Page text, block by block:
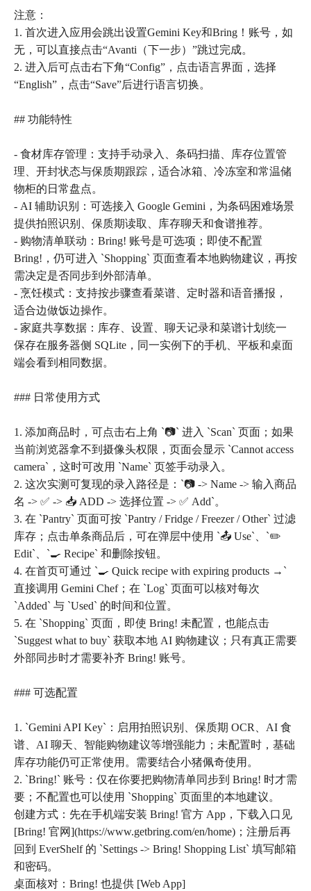
注意：
1. 首次进入应用会跳出设置Gemini Key和Bring！账号，如
无，可以直接点击“Avanti（下一步）”跳过完成。
2. 进入后可点击右下角“Config”，点击语言界面，选择
“English”，点击“Save”后进行语言切换。
## 功能特性
- 食材库存管理：支持手动录入、条码扫描、库存位置管
理、开封状态与保质期跟踪，适合冰箱、冷冻室和常温储
物柜的日常盘点。
- AI 辅助识别：可选接入 Google Gemini，为条码困难场景
提供拍照识别、保质期读取、库存聊天和食谱推荐。
- 购物清单联动：Bring! 账号是可选项；即使不配置
Bring!，仍可进入 `Shopping` 页面查看本地购物建议，再按
需决定是否同步到外部清单。
- 烹饪模式：支持按步骤查看菜谱、定时器和语音播报，
适合边做饭边操作。
- 家庭共享数据：库存、设置、聊天记录和菜谱计划统一
保存在服务器侧 SQLite，同一实例下的手机、平板和桌面
端会看到相同数据。
### 日常使用方式
1. 添加商品时，可点击右上角 `📷` 进入 `Scan` 页面；如果
当前浏览器拿不到摄像头权限，页面会显示 `Cannot access
camera`，这时可改用 `Name` 页签手动录入。
2. 这次实测可复现的录入路径是：`📷 -> Name -> 输入商品
名 -> ✅ -> 📥 ADD -> 选择位置 -> ✅ Add`。
3. 在 `Pantry` 页面可按 `Pantry / Fridge / Freezer / Other` 过滤
库存；点击单条商品后，可在弹层中使用 `📤 Use`、`✏️
Edit`、`🍳 Recipe` 和删除按钮。
4. 在首页可通过 `🍳 Quick recipe with expiring products →`
直接调用 Gemini Chef；在 `Log` 页面可以核对每次
`Added` 与 `Used` 的时间和位置。
5. 在 `Shopping` 页面，即使 Bring! 未配置，也能点击
`Suggest what to buy` 获取本地 AI 购物建议；只有真正需要
外部同步时才需要补齐 Bring! 账号。
### 可选配置
1. `Gemini API Key`：启用拍照识别、保质期 OCR、AI 食
谱、AI 聊天、智能购物建议等增强能力；未配置时，基础
库存功能仍可正常使用。需要结合小猪佩奇使用。
2. `Bring!` 账号：仅在你要把购物清单同步到 Bring! 时才需
要；不配置也可以使用 `Shopping` 页面里的本地建议。
创建方式：先在手机端安装 Bring! 官方 App，下载入口见
[Bring! 官网](https://www.getbring.com/en/home)；注册后再
回到 EverShelf 的 `Settings -> Bring! Shopping List` 填写邮箱
和密码。
桌面核对：Bring! 也提供 [Web App]